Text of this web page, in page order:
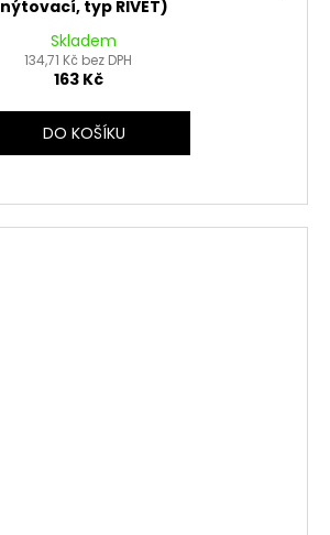
nýtovací, typ RIVET)
Skladem
134,71 Kč bez DPH
163 Kč
DO KOŠÍKU